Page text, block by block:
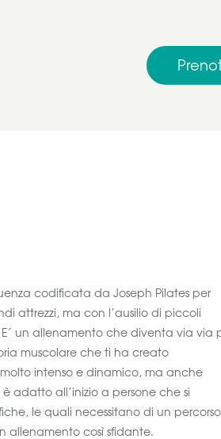
codificata da Joseph Pilates per
attrezzi, ma con l’ausilio di piccoli
un allenamento che diventa via via
muscolare che ti ha creato
intenso e dinamico, ma anche
adatto all’inizio a persone che si
le quali necessitano di un percorso
allenamento così sfidante.